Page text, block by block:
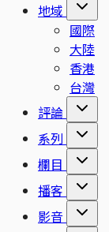
地域
國際
大陸
香港
台灣
評論
系列
欄目
播客
影音